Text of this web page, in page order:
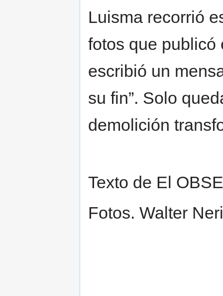
Luisma recorrió
fotos que publicó
escribió un
su fin”. Solo
demolición
Texto de El
Fotos. Walter